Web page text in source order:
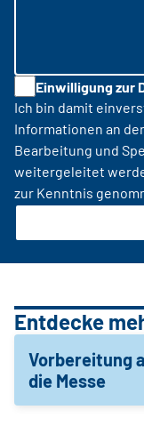
Einwilligung zur
Ich bin damit
Informationen an
Bearbeitung und
weitergeleitet
zur Kenntnis
Entdecke
Vorbereitung
die Messe